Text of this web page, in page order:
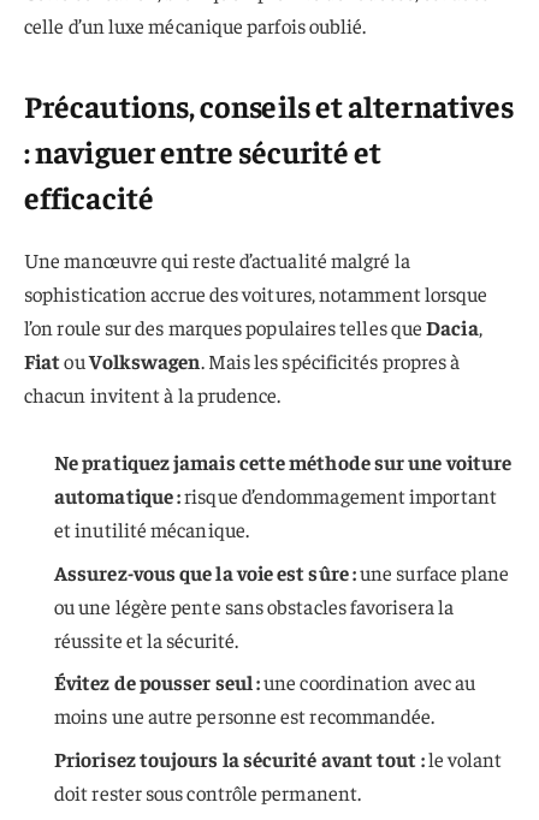
celle d’un luxe mécanique parfois oublié.
Précautions, conseils et alternatives
: naviguer entre sécurité et
efficacité
Une manœuvre qui reste d’actualité malgré la
sophistication accrue des voitures, notamment lorsque
l’on roule sur des marques populaires telles queDacia,
FiatouVolkswagen. Mais les spécificités propres à
chacun invitent à la prudence.
Ne pratiquez jamais cette méthode sur une voiture
automatique :risque d’endommagement important
et inutilité mécanique.
Assurez-vous que la voie est sûre :une surface plane
ou une légère pente sans obstacles favorisera la
réussite et la sécurité.
Évitez de pousser seul :une coordination avec au
moins une autre personne est recommandée.
Priorisez toujours la sécurité avant tout :le volant
doit rester sous contrôle permanent.